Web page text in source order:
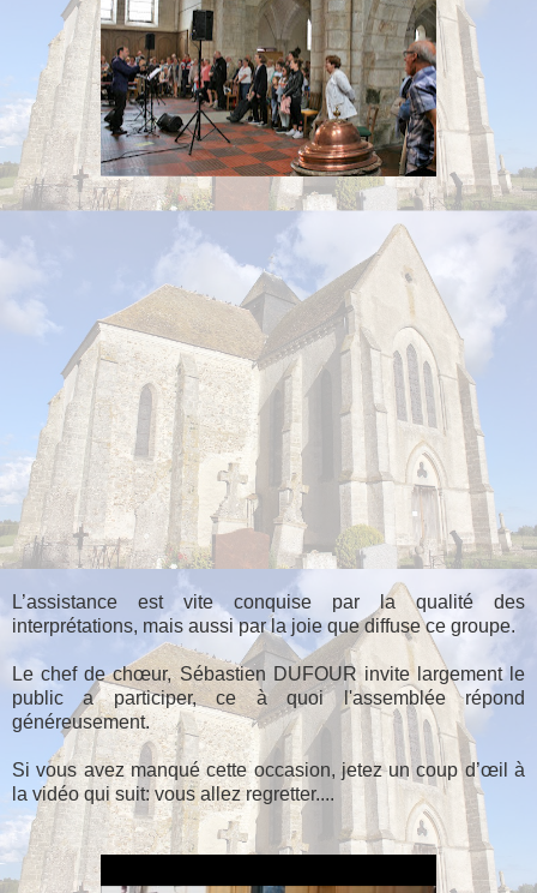
L’assistance est vite conquise par la qualité des
interprétations, mais aussi par la joie que diffuse ce groupe.
Le chef de chœur, Sébastien DUFOUR invite largement le
public a participer, ce à quoi l'assemblée répond
généreusement.
Si vous avez manqué cette occasion, jetez un coup d’œil à
la vidéo qui suit: vous allez regretter....